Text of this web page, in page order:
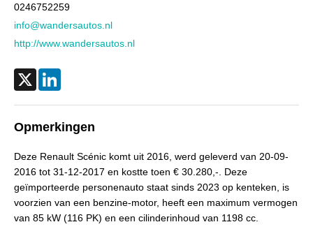
Aandrijving
Max. trekgewicht
Laksoort
Metallic
BTW verrekenbaar
Nee (margeregeling)
Bijtellingspercentage
22%
APK
bij aflevering
0246752259
info@wandersautos.nl
http://www.wandersautos.nl
Opmerkingen
Deze Renault Scénic komt uit 2016, werd geleverd van 20-09-
2016 tot 31-12-2017 en kostte toen € 30.280,-. Deze
geïmporteerde personenauto staat sinds 2023 op kenteken, is
voorzien van een benzine-motor, heeft een maximum vermogen
van 85 kW (116 PK) en een cilinderinhoud van 1198 cc.